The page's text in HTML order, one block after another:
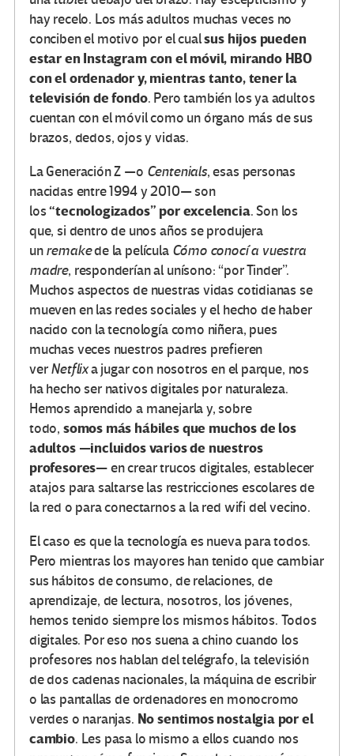
hay recelo. Los más adultos muchas veces no
conciben el motivo por el cualsus hijos pueden
estar en Instagram con el móvil, mirando HBO
con el ordenador y, mientras tanto, tener la
televisión de fondo. Pero también los ya adultos
cuentan con el móvil como un órgano más de sus
brazos, dedos, ojos y vidas.
La Generación Z —o Centenials, esas personas
nacidas entre 1994 y 2010— son
los“tecnologizados” por excelencia. Son los
que, si dentro de unos años se produjera
unremakede la película Cómo conocí a vuestra
madre, responderían al unísono: “por Tinder”.
Muchos aspectos de nuestras vidas cotidianas se
mueven en las redes sociales y el hecho de haber
nacido con la tecnología como niñera, pues
muchas veces nuestros padres prefieren
verNetflixa jugar con nosotros en el parque, nos
ha hecho ser nativos digitales por naturaleza.
Hemos aprendido a manejarla y, sobre
todo, somos más hábiles que muchos de los
adultos —incluidos varios de nuestros
profesores—en crear trucos digitales, establecer
atajos para saltarse las restricciones escolares de
la red o para conectarnos a la red wifi del vecino.
El caso es que la tecnología es nueva para todos.
Pero mientras los mayores han tenido que cambiar
sus hábitos de consumo, de relaciones, de
aprendizaje, de lectura, nosotros, los jóvenes,
hemos tenido siempre los mismos hábitos. Todos
digitales. Por eso nos suena a chino cuando los
profesores nos hablan del telégrafo, la televisión
de dos cadenas nacionales, la máquina de escribir
o las pantallas de ordenadores en monocromo
verdes o naranjas. No sentimos nostalgia por el
cambio. Les pasa lo mismo a ellos cuando nos